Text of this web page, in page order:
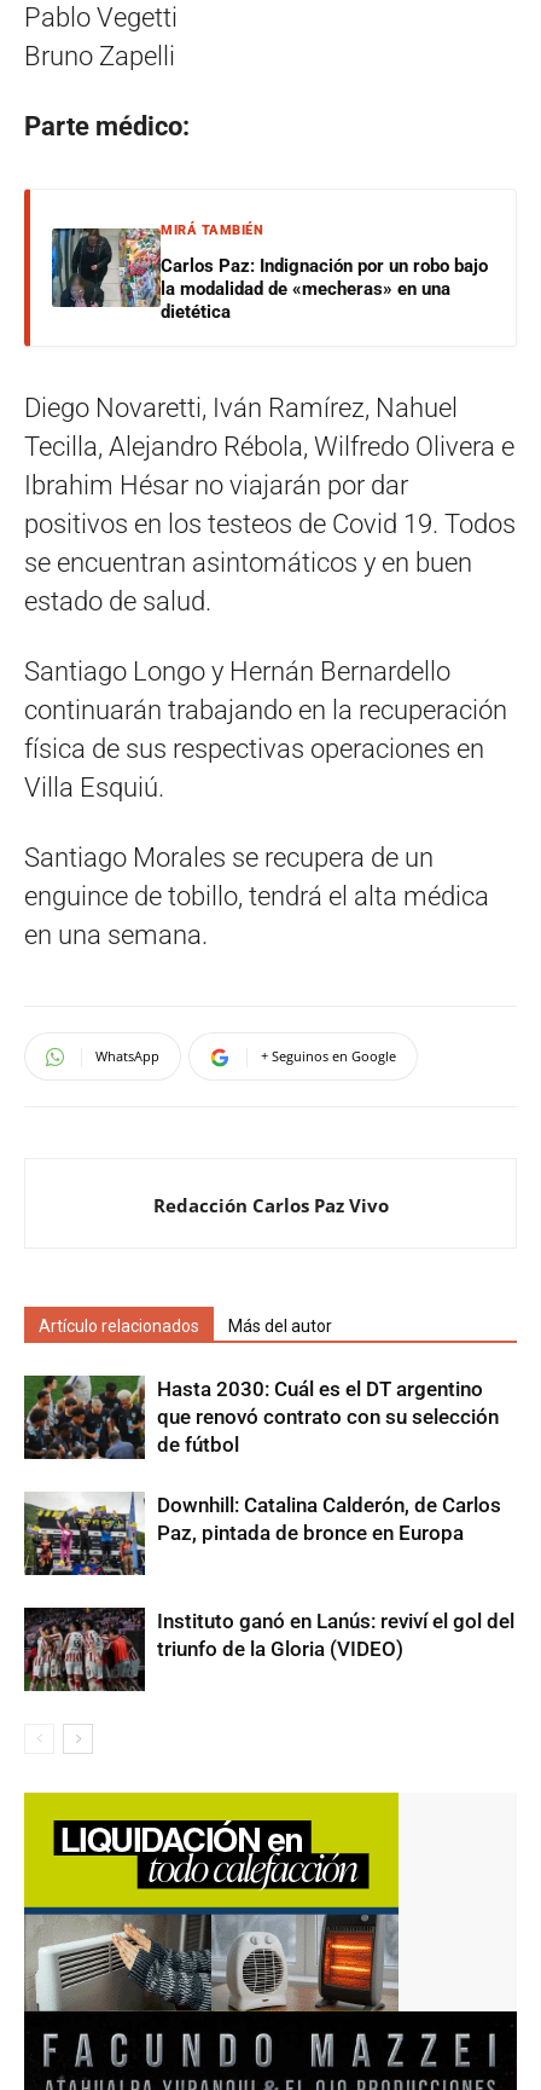
Pablo Vegetti
Bruno Zapelli
Parte médico:
MIRÁ TAMBIÉN
Carlos Paz: Indignación por un robo bajo
la modalidad de «mecheras» en una
dietética
Diego Novaretti, Iván Ramírez, Nahuel
Tecilla, Alejandro Rébola, Wilfredo Olivera e
Ibrahim Hésar no viajarán por dar
positivos en los testeos de Covid 19. Todos
se encuentran asintomáticos y en buen
estado de salud.
Santiago Longo y Hernán Bernardello
continuarán trabajando en la recuperación
física de sus respectivas operaciones en
Villa Esquiú.
Santiago Morales se recupera de un
enguince de tobillo, tendrá el alta médica
en una semana.
WhatsApp + Seguinos en Google
Redacción Carlos Paz Vivo
Artículo relacionados Más del autor
Hasta 2030: Cuál es el DT argentino
que renovó contrato con su selección
de fútbol
Downhill: Catalina Calderón, de Carlos
Paz, pintada de bronce en Europa
Instituto ganó en Lanús: reviví el gol del
triunfo de la Gloria (VIDEO)